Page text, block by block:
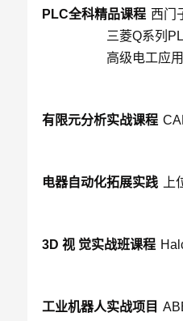
PLC全科精品课程 西门
三菱Q系列
高级电工应
有限元分析实战课程
电器自动化拓展实践
3D 视 觉实战班课程
工业机器人实战项目